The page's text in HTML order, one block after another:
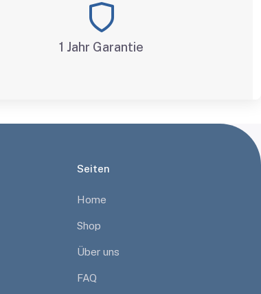
1 Jahr Garantie
Seiten
Home
Shop
Über uns
FAQ